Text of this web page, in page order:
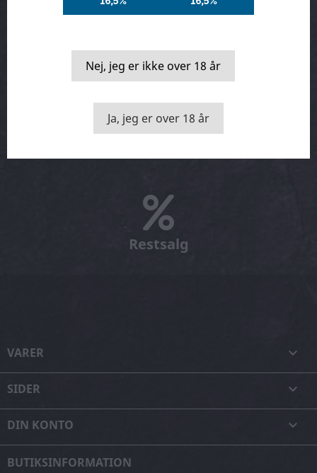
Månedens vin
Restsalg
VARER 
SIDER 
DIN KONTO 
BUTIKSINFORMATION
Nej, jeg er ikke over 18 år
Ja, jeg er over 18 år